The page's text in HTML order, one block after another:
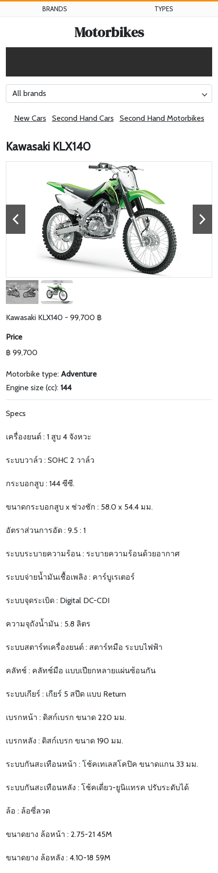
BRANDS TYPES
Motorbikes
All brands
New Cars Second Hand Cars Second Hand Motorbikes
Kawasaki KLX140
Kawasaki KLX140 - 99,700 ฿
Price
฿ 99,700
Motorbike type: Adventure
Engine size (cc): 144
Specs
เครื่องยนต์ : 1 สูบ 4 จังหวะ
ระบบวาล์ว : SOHC 2 วาล์ว
กระบอกสูบ : 144 ซีซี.
ขนาดกระบอกสูบ x ช่วงชัก : 58.0 x 54.4 มม.
อัตราส่วนการอัด : 9.5 : 1
ระบบระบายความร้อน : ระบายความร้อนด้วยอากาศ
ระบบจ่ายน้ำมันเชื้อเพลิง : คาร์บูเรเตอร์
ระบบจุดระเบิด : Digital DC-CDI
ความจุถังน้ำมัน : 5.8 ลิตร
ระบบสตาร์ทเครื่องยนต์ : สตาร์ทมือ ระบบไฟฟ้า
คลัทช์ : คลัทช์มือ แบบเปียกหลายแผ่นซ้อนกัน
ระบบเกียร์ : เกียร์ 5 สปีด แบบ Return
เบรกหน้า : ดิสก์เบรก ขนาด 220 มม.
เบรกหลัง : ดิสก์เบรก ขนาด 190 มม.
ระบบกันสะเทือนหน้า : โช้คเทเลสโคปิค ขนาดแกน 33 มม.
ระบบกันสะเทือนหลัง : โช้คเดี่ยว-ยูนิแทรค ปรับระดับได้
ล้อ : ล้อซี่ลวด
ขนาดยาง ล้อหน้า : 2.75-21 45M
ขนาดยาง ล้อหลัง : 4.10-18 59M